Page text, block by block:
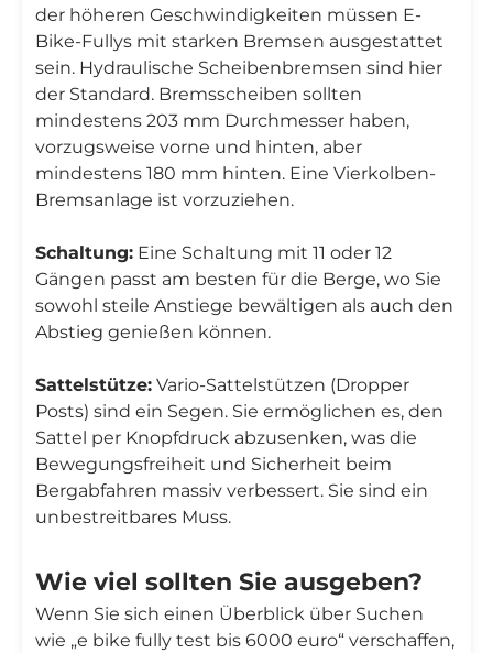
der höheren Geschwindigkeiten müssen E-
Bike-Fullys mit starken Bremsen ausgestattet
sein. Hydraulische Scheibenbremsen sind hier
der Standard. Bremsscheiben sollten
mindestens 203 mm Durchmesser haben,
vorzugsweise vorne und hinten, aber
mindestens 180 mm hinten. Eine Vierkolben-
Bremsanlage ist vorzuziehen.
Schaltung: Eine Schaltung mit 11 oder 12
Gängen passt am besten für die Berge, wo Sie
sowohl steile Anstiege bewältigen als auch den
Abstieg genießen können.
Sattelstütze: Vario-Sattelstützen (Dropper
Posts) sind ein Segen. Sie ermöglichen es, den
Sattel per Knopfdruck abzusenken, was die
Bewegungsfreiheit und Sicherheit beim
Bergabfahren massiv verbessert. Sie sind ein
unbestreitbares Muss.
Wie viel sollten Sie ausgeben?
Wenn Sie sich einen Überblick über Suchen
wie „e bike fully test bis 6000 euro“ verschaffen,